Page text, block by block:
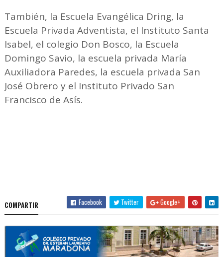
También, la Escuela Evangélica Dring, la
Escuela Privada Adventista, el Instituto Santa
Isabel, el colegio Don Bosco, la Escuela
Domingo Savio, la escuela privada María
Auxiliadora Paredes, la escuela privada San
José Obrero y el Instituto Privado San
Francisco de Asís.
COMPARTIR Facebook Twitter Google+